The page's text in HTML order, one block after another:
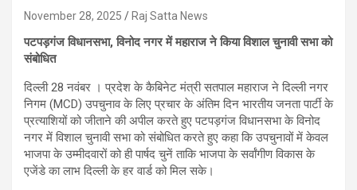
November 28, 2025 Raj Satta News
पटपड़गंज विधानसभा, विनोद नगर में महाराज ने किया विशाल चुनावी सभा को
संबोधित
दिल्ली 28 नवंबर । प्रदेश के कैबिनेट मंत्री सतपाल महाराज ने दिल्ली नगर
निगम (MCD) उपचुनाव के लिए प्रचार के अंतिम दिन भारतीय जनता पार्टी के
प्रत्याशियों को जीताने की अपील करते हुए पटपड़गंज विधानसभा के विनोद
नगर में विशाल चुनावी सभा को संबोधित करते हुए कहा कि उपचुनावों में केवल
भाजपा के उम्मीदवारों को ही पार्षद चुनें ताकि भाजपा के सर्वांगीण विकास के
एजेंडे का लाभ दिल्ली के हर वार्ड को मिल सके।